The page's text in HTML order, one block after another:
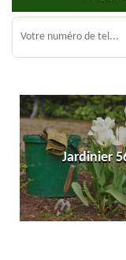
Jardinier